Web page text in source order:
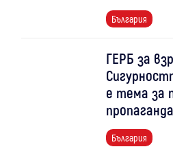
България
ГЕРБ за
е тема за
пропаганда
България